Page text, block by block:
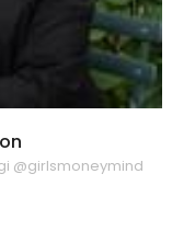
@girlsmoneymind